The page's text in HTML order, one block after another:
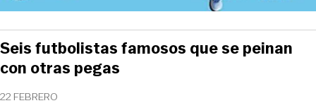
22 FEBRERO
Seis futbolistas famosos que se peinan
con otras pegas